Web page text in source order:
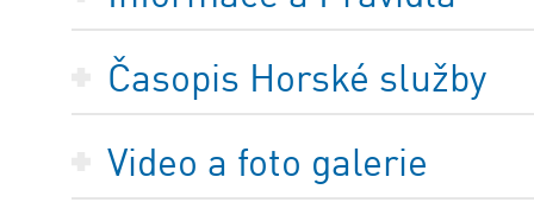
Časopis Horské služby
Video a foto galerie